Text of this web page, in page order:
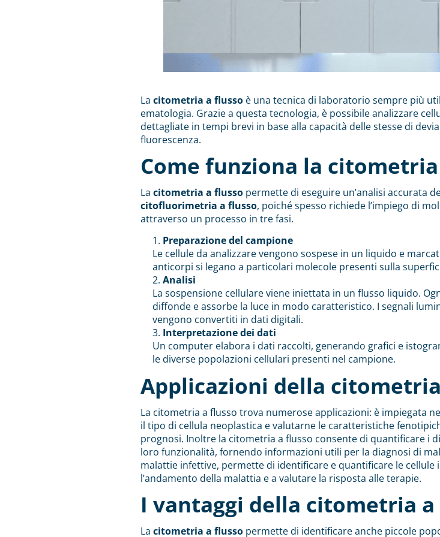
La citometria a flussoè una tecnica di laboratorio sempre più
ematologia. Grazie a questa tecnologia, è possibile analizzare
dettagliate in tempi brevi in base alla capacità delle stesse di
fluorescenza.
Come funziona la
La citometria a flusso permette di eseguire un’analisi accurata
citofluorimetria a flusso, poiché spesso richiede l’impiego di
attraverso un processo in tre fasi.
Preparazione del campione
Le cellule da analizzare vengono sospese in un liquido e
anticorpi si legano a particolari molecole presenti sulla
Analisi
La sospensione cellulare viene iniettata in un flusso liquido.
diffonde e assorbe la luce in modo caratteristico. I segnali
vengono convertiti in dati digitali.
Interpretazione dei dati
Un computer elabora i dati raccolti, generando grafici e
le diverse popolazioni cellulari presenti nel campione.
Applicazioni della
La citometria a flusso trova numerose applicazioni: è impiegata
il tipo di cellula neoplastica e valutarne le caratteristiche
prognosi. Inoltre la citometria a flusso consente di quantificare i
loro funzionalità, fornendo informazioni utili per la diagnosi di
malattie infettive, permette di identificare e quantificare le
l’andamento della malattia e a valutare la risposta alle terapie.
I vantaggi della citometria a
La citometria a flusso permette di identificare anche piccole